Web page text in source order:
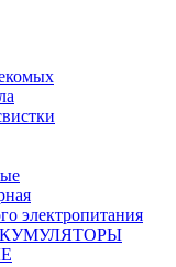
электропитания